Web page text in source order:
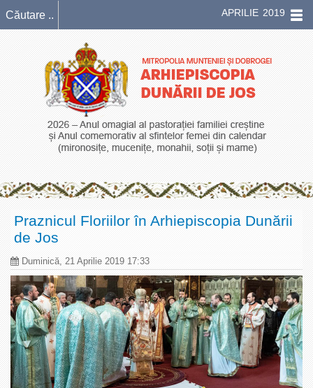
APRILIE 2019
Praznicul Floriilor în Arhiepiscopia Dunării
de Jos
Duminică, 21 Aprilie 2019 17:33